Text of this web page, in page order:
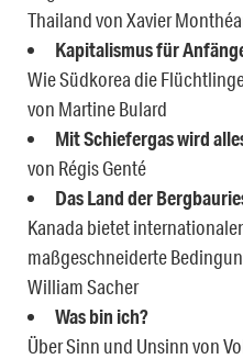
Thailand von Xavier
Kapitalismus für
Wie Südkorea die
von Martine Bulard
Mit Schiefergas wird
von Régis Genté
Das Land der
Kanada bietet
maßgeschneiderte
William Sacher
Was bin ich?
Über Sinn und Unsinn von